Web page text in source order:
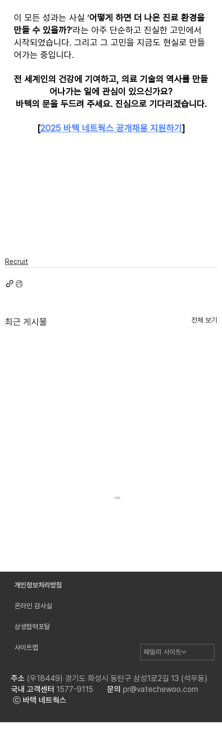
이 모든 성과는 사실 ‘어떻게 하면 더 나은 진료 환경을
만들 수 있을까?’라는 아주 단순하고 진실한 고민에서
시작되었습니다. 그리고 그 고민을 지금도 현실로 만들
어가는 중입니다.
전 세계인의 건강에 기여하고, 의료 기술의 역사를 만들
어나가는 일에 관심이 있으신가요?
바텍의 문을 두드려 주세요. 진심으로 기다리겠습니다.
[2025 바텍 네트웍스 공개채용 지원하기 ]
Recruit
최근 게시물 전체 보기
치과 플랫폼 ‘Vatech Clever One’ 첫 공개
개인정보처리방침
온라인 감사실
상생협력포탈
사이트맵
패밀리 사이트
주소 (우18449) 경기도 화성시 동탄구 삼성1로2길 13 (석우동)
국내 고객센터 1577-9115 문의 pr@vatechewoo.com
ⓒ 바텍 네트웍스